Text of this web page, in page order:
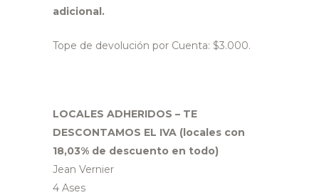
adicional.
Tope de devolución por Cuenta: $3.000.
LOCALES ADHERIDOS – TE
DESCONTAMOS EL IVA (locales con
18,03% de descuento en todo)
Jean Vernier
4 Ases